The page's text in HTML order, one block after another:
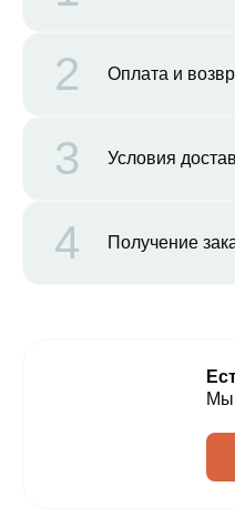
2 Оплата и
3 Условия
4 Получение
Мы